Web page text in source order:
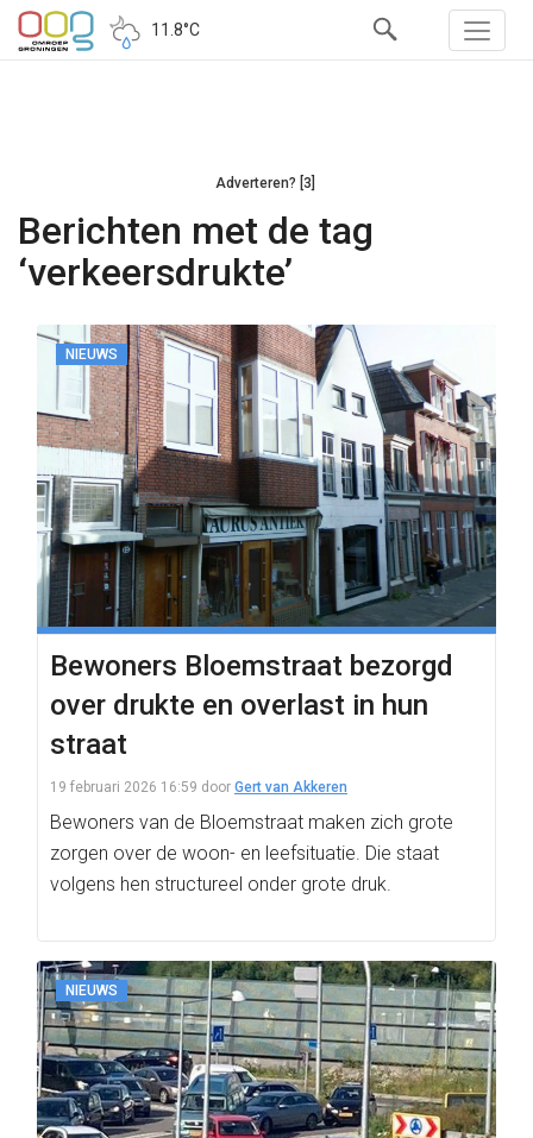
11.8°C
Adverteren? [3]
Berichten met de tag
‘verkeersdrukte’
NIEUWS
Bewoners Bloemstraat bezorgd
over drukte en overlast in hun
straat
19 februari 2026 16:59 door Gert van Akkeren
Bewoners van de Bloemstraat maken zich grote
zorgen over de woon- en leefsituatie. Die staat
volgens hen structureel onder grote druk.
NIEUWS